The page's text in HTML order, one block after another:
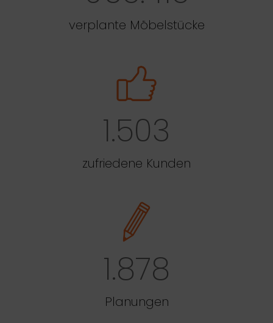
verplante Möbelstücke
1.503
zufriedene Kunden
1.878
Planungen